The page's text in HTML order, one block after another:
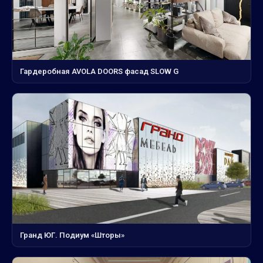
Гардеробная AVOLA DOORS фасад SLOW G
Гранд ЮГ. Подиум «Шторы»